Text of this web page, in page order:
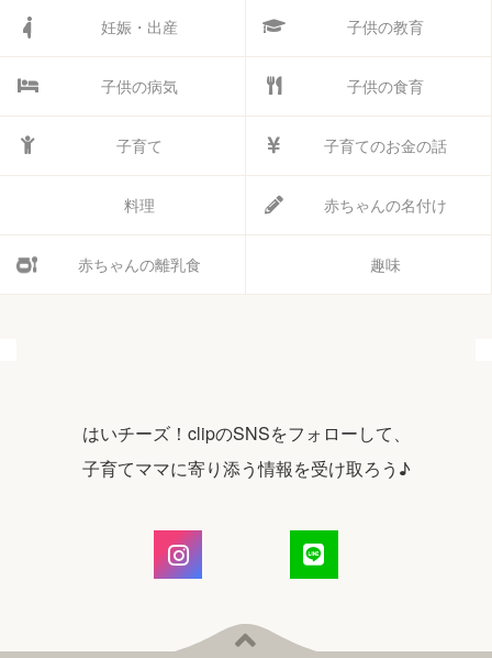
妊娠・出産 子供の教育
子供の病気 子供の食育
子育て 子育てのお金の話
料理 赤ちゃんの名付け
赤ちゃんの離乳食 趣味
はいチーズ！clipのSNSをフォローして、
子育てママに寄り添う情報を受け取ろう♪